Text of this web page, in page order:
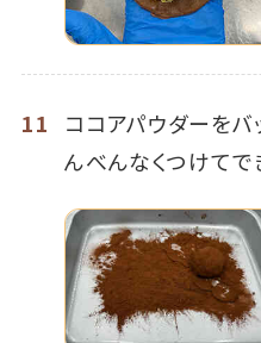
11 ココアパウダーをバ
んべんなくつけてで